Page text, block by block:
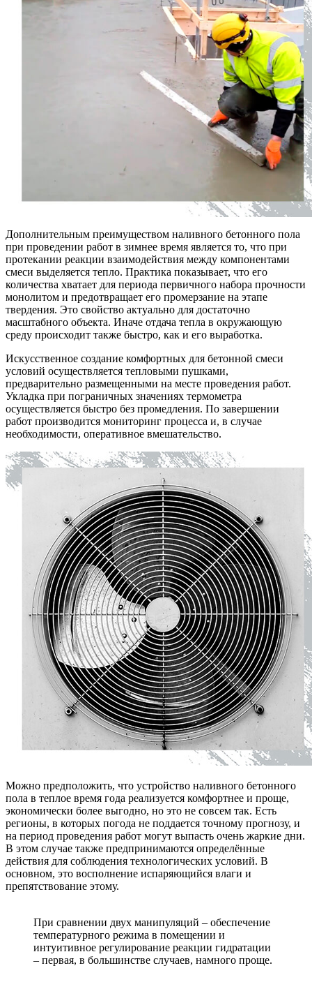
Дополнительным преимуществом наливного бетонного пола
при проведении работ в зимнее время является то, что при
протекании реакции взаимодействия между компонентами
смеси выделяется тепло. Практика показывает, что его
количества хватает для периода первичного набора прочности
монолитом и предотвращает его промерзание на этапе
твердения. Это свойство актуально для достаточно
масштабного объекта. Иначе отдача тепла в окружающую
среду происходит также быстро, как и его выработка.
Искусственное создание комфортных для бетонной смеси
условий осуществляется тепловыми пушками,
предварительно размещенными на месте проведения работ.
Укладка при пограничных значениях термометра
осуществляется быстро без промедления. По завершении
работ производится мониторинг процесса и, в случае
необходимости, оперативное вмешательство.
Можно предположить, что устройство наливного бетонного
пола в теплое время года реализуется комфортнее и проще,
экономически более выгодно, но это не совсем так. Есть
регионы, в которых погода не поддается точному прогнозу, и
на период проведения работ могут выпасть очень жаркие дни.
В этом случае также предпринимаются определённые
действия для соблюдения технологических условий. В
основном, это восполнение испаряющийся влаги и
препятствование этому.
При сравнении двух манипуляций – обеспечение
температурного режима в помещении и
интуитивное регулирование реакции гидратации
– первая, в большинстве случаев, намного проще.